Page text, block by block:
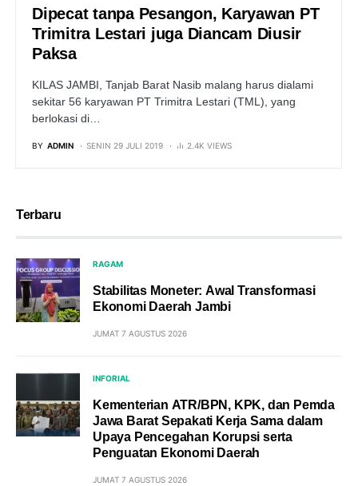
Dipecat tanpa Pesangon, Karyawan PT
Trimitra Lestari juga Diancam Diusir
Paksa
KILAS JAMBI, Tanjab Barat Nasib malang harus dialami
sekitar 56 karyawan PT Trimitra Lestari (TML), yang
berlokasi di…
BY ADMIN SENIN 29 JULI 2019 2.4K VIEWS
Terbaru
RAGAM
Stabilitas Moneter: Awal Transformasi
Ekonomi Daerah Jambi
JUMAT 7 AGUSTUS 2026
INFORIAL
Kementerian ATR/BPN, KPK, dan Pemda
Jawa Barat Sepakati Kerja Sama dalam
Upaya Pencegahan Korupsi serta
Penguatan Ekonomi Daerah
JUMAT 7 AGUSTUS 2026